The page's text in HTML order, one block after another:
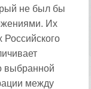
не был бы
Их
Российского
выбранной
между